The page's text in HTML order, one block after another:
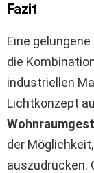
Fazit
Eine
die
industriellen
Lichtkonzept
der
auszudrücken.